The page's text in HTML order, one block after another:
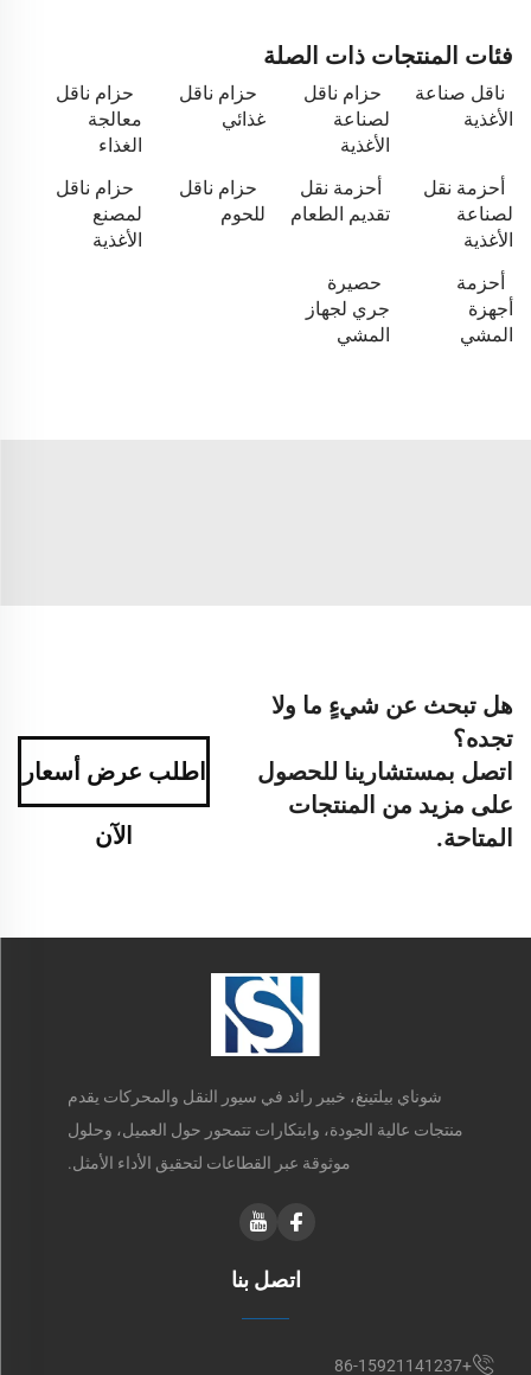
فئات المنتجات ذات الصلة
ناقل صناعة
الأغذية
حزام ناقل
لصناعة
الأغذية
حزام ناقل
غذائي
حزام ناقل
معالجة
الغذاء
أحزمة نقل
لصناعة
الأغذية
أحزمة نقل
تقديم الطعام
حزام ناقل
للحوم
حزام ناقل
لمصنع
الأغذية
أحزمة
أجهزة
المشي
حصيرة
جري لجهاز
المشي
هل تبحث عن شيءٍ ما ولا
تجده؟
اتصل بمستشارينا للحصول
على مزيد من المنتجات
المتاحة.
اطلب عرض أسعار
الآن
شوناي بيلتينغ، خبير رائد في سيور النقل والمحركات يقدم
منتجات عالية الجودة، وابتكارات تتمحور حول العميل، وحلول
موثوقة عبر القطاعات لتحقيق الأداء الأمثل.
اتصل بنا
+86-15921141237